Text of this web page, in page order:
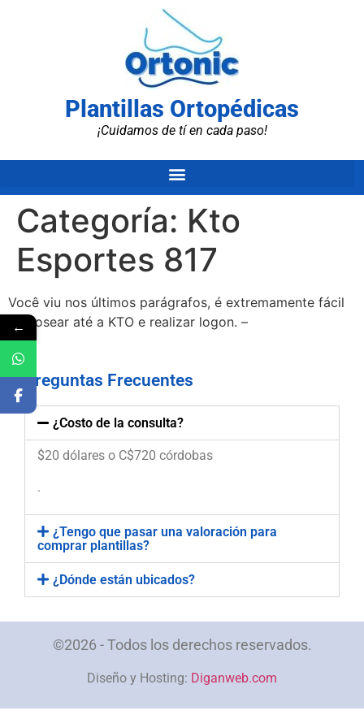
Plantillas Ortopédicas
¡Cuidamos de tí en cada paso!
Categoría: Kto
Esportes 817
Você viu nos últimos parágrafos, é extremamente fácil
ventosear até a KTO e realizar logon. –
Preguntas Frecuentes
¿Costo de la consulta?
$20 dólares o C$720 córdobas
.
¿Tengo que pasar una valoración para
comprar plantillas?
¿Dónde están ubicados?
©2026 - Todos los derechos reservados.
Diseño y Hosting: Diganweb.com
←